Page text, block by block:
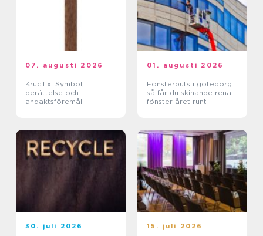
07. augusti 2026
Krucifix: Symbol,
berättelse och
andaktsföremål
01. augusti 2026
Fönsterputs i göteborg
så får du skinande rena
fönster året runt
30. juli 2026 15. juli 2026